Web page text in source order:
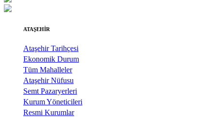
ATAŞEHİR
Ataşehir Tarihçesi
Ekonomik Durum
Tüm Mahalleler
Ataşehir Nüfusu
Semt Pazaryerleri
Kurum Yöneticileri
Resmi Kurumlar